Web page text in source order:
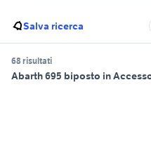
Salva ricerca
68 risultati
Abarth 695 biposto in